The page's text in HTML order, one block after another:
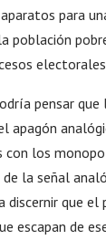
para
población
pensar que
apagón
con los
la señal
discernir que el
escapan de